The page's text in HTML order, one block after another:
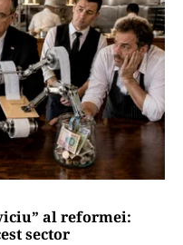
al reformei:
sector